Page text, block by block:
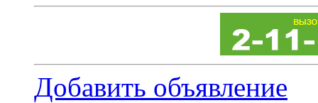
Добавить объявление